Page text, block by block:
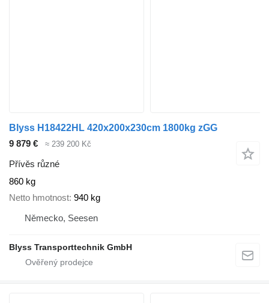
Blyss H18422HL 420x200x230cm 1800kg zGG
9 879 €
≈ 239 200 Kč
Přívěs různé
860 kg
Netto hmotnost 940 kg
Německo, Seesen
Blyss Transporttechnik GmbH